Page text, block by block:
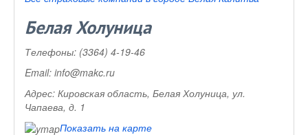
Белая Холуница
Телефоны: (3364) 4-19-46
Email: info@makc.ru
Адрес: Кировская область, Белая Холуница, ул.
Чапаева, д. 1
Показать на карте